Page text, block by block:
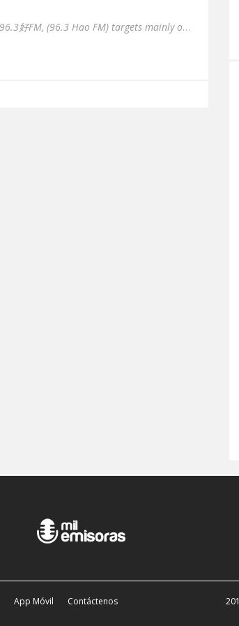
Brand new Chinese radio station in 23 years, 96.3好FM, (96.3 Hao FM) targets mainly on well-learned digital migrants...
App Móvil Contáctenos